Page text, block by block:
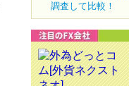
調査して比較！